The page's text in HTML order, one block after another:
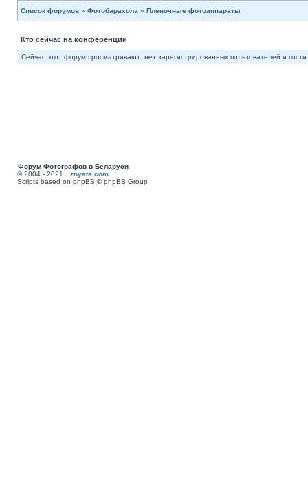
Список форумов » Фотобарахола » Пленочные фотоаппараты
Кто сейчас на конференции
Сейчас этот форум просматривают: нет зарегистрированных пользователей и
Форум Фотографов в Беларуси
© 2004 - 2021 znyata.com
Scripts based on phpBB © phpBB Group